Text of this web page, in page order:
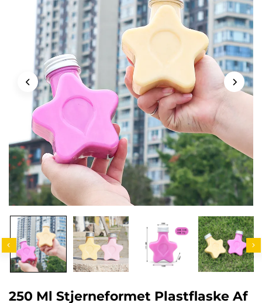
250 Ml Stjerneformet Plastflaske Af